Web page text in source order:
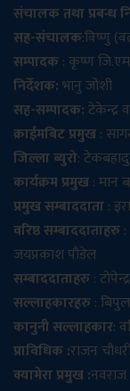
संचालक तथा प्रबन्ध
सह-संचालक:विष्णु
सम्पादक: कृष्ण जि.एम
निर्देशक:भानु जोशी
सह-सम्पादक:टेकेन्द्र
क्राईमबिट प्रमुख:
जिल्ला ब्युरो:
कार्यक्रम प्रमुख: मान
प्रमुख सम्बाददाता:
वरिष्ठ सम्बाददाताहरु
जयप्रकाश पौडेल
सम्बाददाताहरु:
सल्लाहकारहरु:
कानुनी सल्लाहकार:
प्राविधिक :राजन
क्यामेरा प्रमुख :